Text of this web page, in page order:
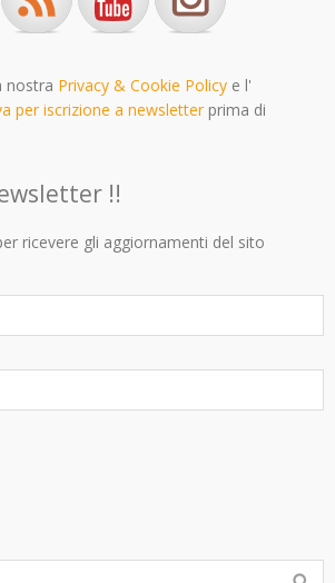
nostra Privacy & Cookie Policy e l'
per iscrizione a newsletterprima di
!!
ricevere gli aggiornamenti del sito